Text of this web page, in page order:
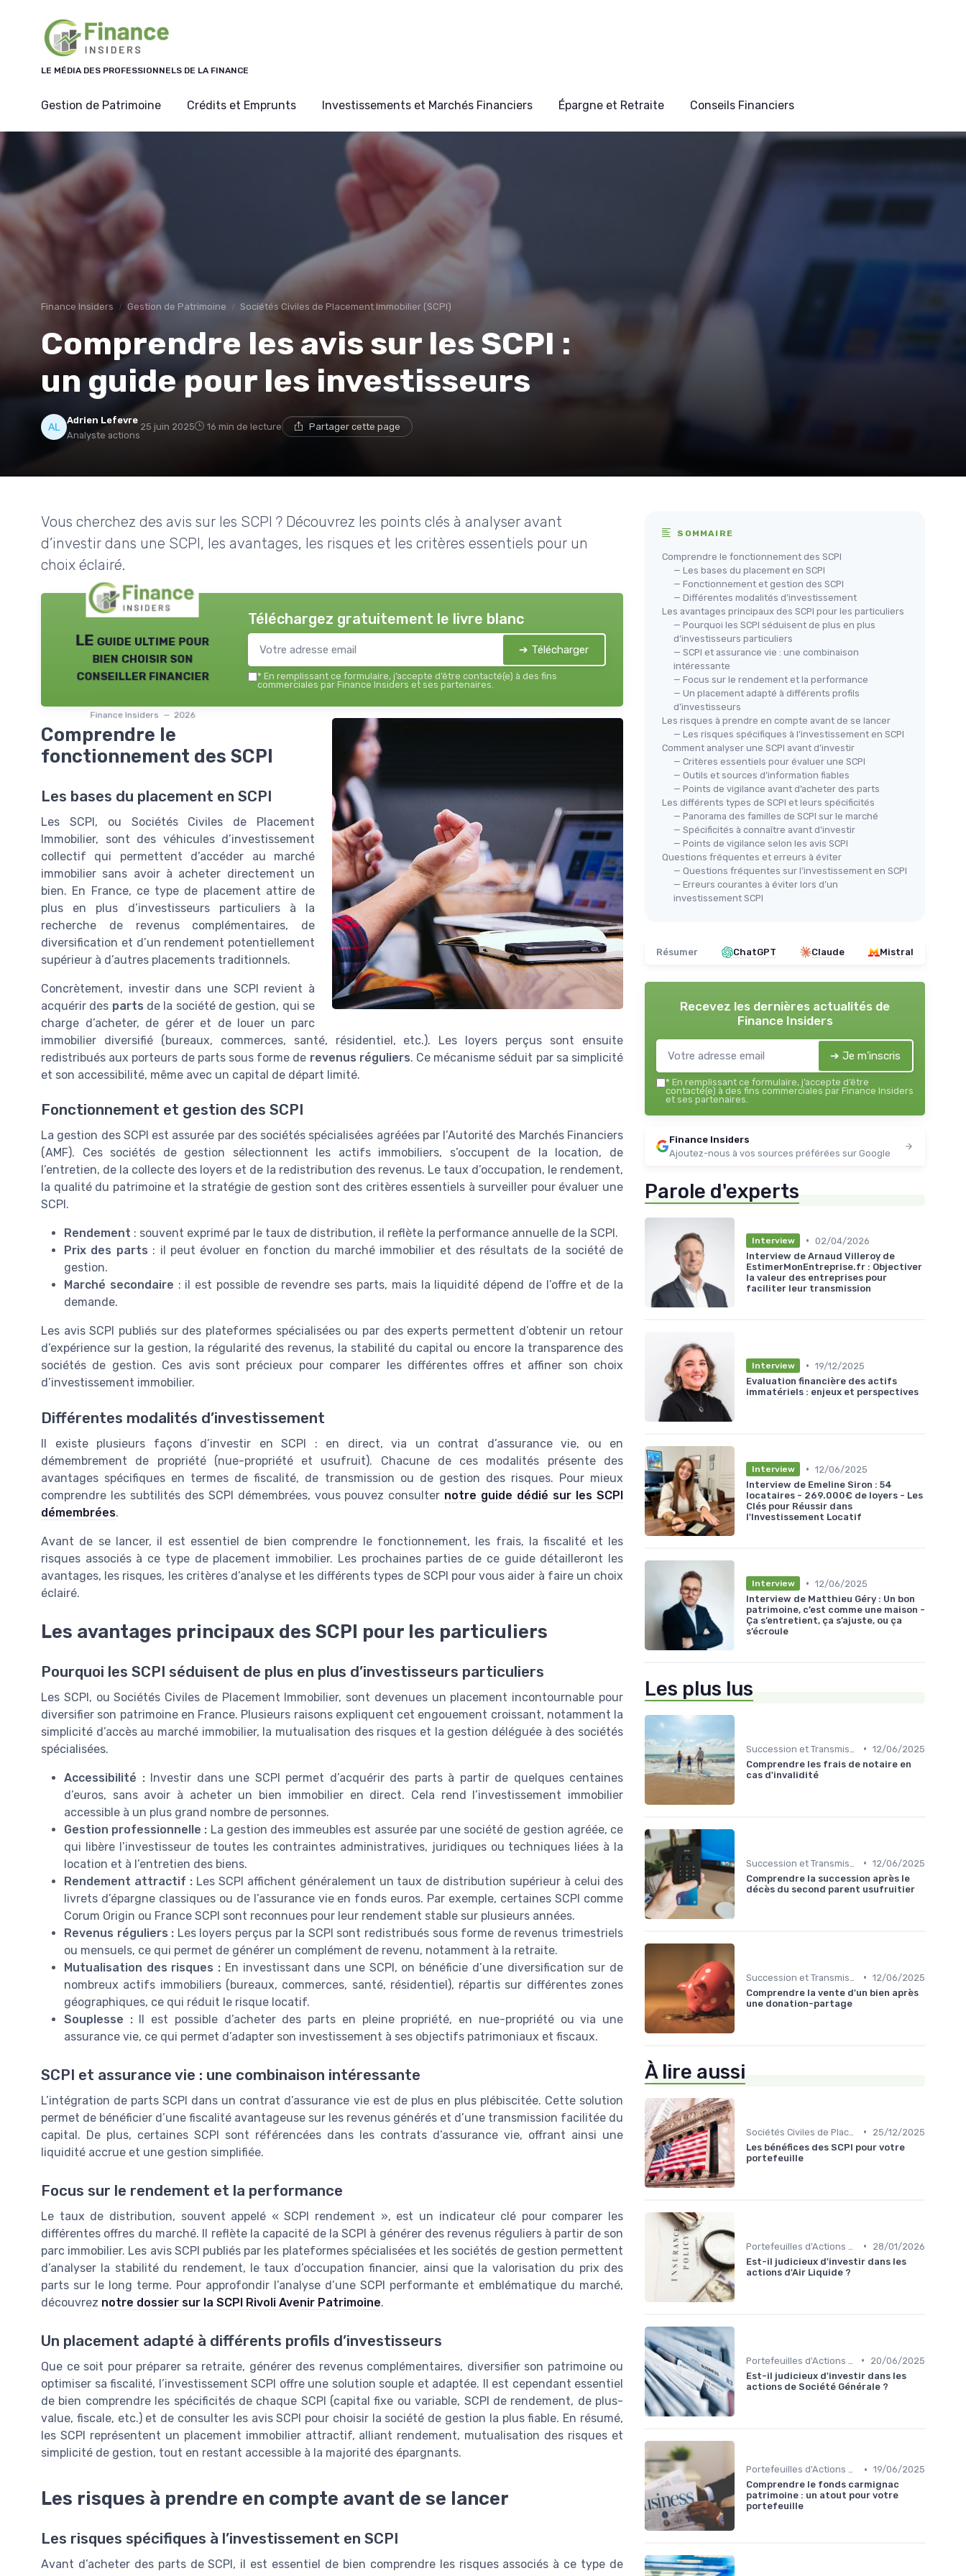
LE MÉDIA DES PROFESSIONNELS DE LA FINANCE
Gestion de Patrimoine Crédits et Emprunts Investissements et Marchés Financiers Épargne et Retraite Conseils Financiers
Finance Insiders Gestion de Patrimoine Sociétés Civiles de Placement Immobilier (SCPI)
Comprendre les avis sur les SCPI :
un guide pour les investisseurs
Adrien Lefevre
Analyste actions
25 juin 2025 16 min de lecture Partager cette page
Vous cherchez des avis sur les SCPI ? Découvrez les points clés à analyser avant
d’investir dans une SCPI, les avantages, les risques et les critères essentiels pour un
choix éclairé.
LE guide ultime pour
bien choisir son
conseiller financier
Finance Insiders — 2026
Téléchargez gratuitement le livre blanc
➔ Télécharger
* En remplissant ce formulaire, j’accepte d’être contacté(e) à des fins
commerciales par Finance Insiders et ses partenaires.
Comprendre le
fonctionnement des SCPI
Les bases du placement en SCPI
Les SCPI, ou Sociétés Civiles de Placement
Immobilier, sont des véhicules d’investissement
collectif qui permettent d’accéder au marché
immobilier sans avoir à acheter directement un
bien. En France, ce type de placement attire de
plus en plus d’investisseurs particuliers à la
recherche de revenus complémentaires, de
diversification et d’un rendement potentiellement
supérieur à d’autres placements traditionnels.
Concrètement, investir dans une SCPI revient à
acquérir des parts de la société de gestion, qui se
charge d’acheter, de gérer et de louer un parc
immobilier diversifié (bureaux, commerces, santé, résidentiel, etc.). Les loyers perçus sont ensuite
redistribués aux porteurs de parts sous forme de revenus réguliers. Ce mécanisme séduit par sa simplicité
et son accessibilité, même avec un capital de départ limité.
Fonctionnement et gestion des SCPI
La gestion des SCPI est assurée par des sociétés spécialisées agréées par l’Autorité des Marchés Financiers
(AMF). Ces sociétés de gestion sélectionnent les actifs immobiliers, s’occupent de la location, de
l’entretien, de la collecte des loyers et de la redistribution des revenus. Le taux d’occupation, le rendement,
la qualité du patrimoine et la stratégie de gestion sont des critères essentiels à surveiller pour évaluer une
SCPI.
Rendement : souvent exprimé par le taux de distribution, il reflète la performance annuelle de la SCPI.
Prix des parts : il peut évoluer en fonction du marché immobilier et des résultats de la société de
gestion.
Marché secondaire : il est possible de revendre ses parts, mais la liquidité dépend de l’offre et de la
demande.
Les avis SCPI publiés sur des plateformes spécialisées ou par des experts permettent d’obtenir un retour
d’expérience sur la gestion, la régularité des revenus, la stabilité du capital ou encore la transparence des
sociétés de gestion. Ces avis sont précieux pour comparer les différentes offres et affiner son choix
d’investissement immobilier.
Différentes modalités d’investissement
Il existe plusieurs façons d’investir en SCPI : en direct, via un contrat d’assurance vie, ou en
démembrement de propriété (nue-propriété et usufruit). Chacune de ces modalités présente des
avantages spécifiques en termes de fiscalité, de transmission ou de gestion des risques. Pour mieux
comprendre les subtilités des SCPI démembrées, vous pouvez consulter notre guide dédié sur les SCPI
démembrées.
Avant de se lancer, il est essentiel de bien comprendre le fonctionnement, les frais, la fiscalité et les
risques associés à ce type de placement immobilier. Les prochaines parties de ce guide détailleront les
avantages, les risques, les critères d’analyse et les différents types de SCPI pour vous aider à faire un choix
éclairé.
Les avantages principaux des SCPI pour les particuliers
Pourquoi les SCPI séduisent de plus en plus d’investisseurs particuliers
Les SCPI, ou Sociétés Civiles de Placement Immobilier, sont devenues un placement incontournable pour
diversifier son patrimoine en France. Plusieurs raisons expliquent cet engouement croissant, notamment la
simplicité d’accès au marché immobilier, la mutualisation des risques et la gestion déléguée à des sociétés
spécialisées.
Accessibilité :Investir dans une SCPI permet d’acquérir des parts à partir de quelques centaines
d’euros, sans avoir à acheter un bien immobilier en direct. Cela rend l’investissement immobilier
accessible à un plus grand nombre de personnes.
Gestion professionnelle : La gestion des immeubles est assurée par une société de gestion agréée, ce
qui libère l’investisseur de toutes les contraintes administratives, juridiques ou techniques liées à la
location et à l’entretien des biens.
Rendement attractif :Les SCPI affichent généralement un taux de distribution supérieur à celui des
livrets d’épargne classiques ou de l’assurance vie en fonds euros. Par exemple, certaines SCPI comme
Corum Origin ou France SCPI sont reconnues pour leur rendement stable sur plusieurs années.
Revenus réguliers : Les loyers perçus par la SCPI sont redistribués sous forme de revenus trimestriels
ou mensuels, ce qui permet de générer un complément de revenu, notamment à la retraite.
Mutualisation des risques : En investissant dans une SCPI, on bénéficie d’une diversification sur de
nombreux actifs immobiliers (bureaux, commerces, santé, résidentiel), répartis sur différentes zones
géographiques, ce qui réduit le risque locatif.
Souplesse :Il est possible d’acheter des parts en pleine propriété, en nue-propriété ou via une
assurance vie, ce qui permet d’adapter son investissement à ses objectifs patrimoniaux et fiscaux.
SCPI et assurance vie : une combinaison intéressante
L’intégration de parts SCPI dans un contrat d’assurance vie est de plus en plus plébiscitée. Cette solution
permet de bénéficier d’une fiscalité avantageuse sur les revenus générés et d’une transmission facilitée du
capital. De plus, certaines SCPI sont référencées dans les contrats d’assurance vie, offrant ainsi une
liquidité accrue et une gestion simplifiée.
Focus sur le rendement et la performance
Le taux de distribution, souvent appelé « SCPI rendement », est un indicateur clé pour comparer les
différentes offres du marché. Il reflète la capacité de la SCPI à générer des revenus réguliers à partir de son
parc immobilier. Les avis SCPI publiés par les plateformes spécialisées et les sociétés de gestion permettent
d’analyser la stabilité du rendement, le taux d’occupation financier, ainsi que la valorisation du prix des
parts sur le long terme. Pour approfondir l’analyse d’une SCPI performante et emblématique du marché,
découvrez notre dossier sur la SCPI Rivoli Avenir Patrimoine.
Un placement adapté à différents profils d’investisseurs
Que ce soit pour préparer sa retraite, générer des revenus complémentaires, diversifier son patrimoine ou
optimiser sa fiscalité, l’investissement SCPI offre une solution souple et adaptée. Il est cependant essentiel
de bien comprendre les spécificités de chaque SCPI (capital fixe ou variable, SCPI de rendement, de plus-
value, fiscale, etc.) et de consulter les avis SCPI pour choisir la société de gestion la plus fiable. En résumé,
les SCPI représentent un placement immobilier attractif, alliant rendement, mutualisation des risques et
simplicité de gestion, tout en restant accessible à la majorité des épargnants.
Les risques à prendre en compte avant de se lancer
Les risques spécifiques à l’investissement en SCPI
Avant d’acheter des parts de SCPI, il est essentiel de bien comprendre les risques associés à ce type de
SOMMAIRE
Comprendre le fonctionnement des SCPI
— Les bases du placement en SCPI
— Fonctionnement et gestion des SCPI
— Différentes modalités d’investissement
Les avantages principaux des SCPI pour les particuliers
— Pourquoi les SCPI séduisent de plus en plus
d’investisseurs particuliers
— SCPI et assurance vie : une combinaison
intéressante
— Focus sur le rendement et la performance
— Un placement adapté à différents profils
d’investisseurs
Les risques à prendre en compte avant de se lancer
— Les risques spécifiques à l’investissement en SCPI
Comment analyser une SCPI avant d’investir
— Critères essentiels pour évaluer une SCPI
— Outils et sources d’information fiables
— Points de vigilance avant d’acheter des parts
Les différents types de SCPI et leurs spécificités
— Panorama des familles de SCPI sur le marché
— Spécificités à connaître avant d’investir
— Points de vigilance selon les avis SCPI
Questions fréquentes et erreurs à éviter
— Questions fréquentes sur l’investissement en SCPI
— Erreurs courantes à éviter lors d’un
investissement SCPI
Résumer ChatGPT Claude Mistral
Recevez les dernières actualités de
Finance Insiders
➔ Je m'inscris
* En remplissant ce formulaire, j’accepte d’être
contacté(e) à des fins commerciales par Finance Insiders
et ses partenaires.
Finance Insiders
Ajoutez-nous à vos sources préférées sur Google
Parole d'experts
Interview • 02/04/2026
Interview de Arnaud Villeroy de
EstimerMonEntreprise.fr : Objectiver
la valeur des entreprises pour
faciliter leur transmission
Interview • 19/12/2025
Evaluation financière des actifs
immatériels : enjeux et perspectives
Interview • 12/06/2025
Interview de Emeline Siron : 54
locataires - 269.000€ de loyers - Les
Clés pour Réussir dans
l'Investissement Locatif
Interview • 12/06/2025
Interview de Matthieu Géry : Un bon
patrimoine, c’est comme une maison -
Ça s’entretient, ça s’ajuste, ou ça
s’écroule
Les plus lus
• 12/06/2025
Comprendre les frais de notaire en
cas d'invalidité
• 12/06/2025
Comprendre la succession après le
décès du second parent usufruitier
• 12/06/2025
Comprendre la vente d'un bien après
une donation-partage
À lire aussi
•
25/12/2025
Les bénéfices des SCPI pour votre
portefeuille
•
28/01/2026
Est-il judicieux d'investir dans les
actions d'Air Liquide ?
•
20/06/2025
Est-il judicieux d'investir dans les
actions de Société Générale ?
Portefeuilles d'Actions et d'Obligations • 19/06/2025
Comprendre le fonds carmignac
patrimoine : un atout pour votre
portefeuille